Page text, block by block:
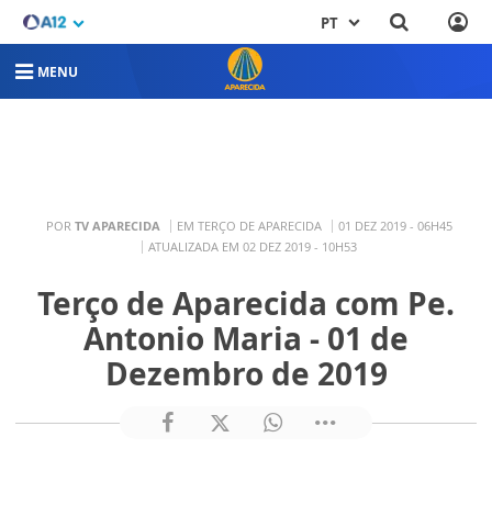
PT
MENU
POR TV APARECIDA EM TERÇO DE APARECIDA
01 DEZ 2019 - 06H45
ATUALIZADA EM 02 DEZ 2019 - 10H53
Terço de Aparecida com Pe.
Antonio Maria - 01 de
Dezembro de 2019